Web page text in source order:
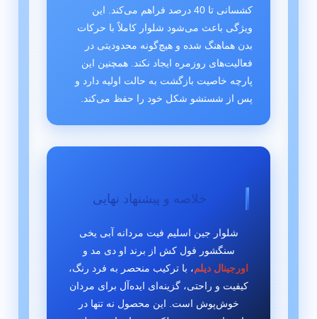
کشسانی تا 40 درصد فراهم می‌کند. این
ویژگی باعث می‌شود شلوار کاملاً با حرکات
بدن هماهنگ شده و هیچ‌گونه محدودیتی در
فعالیت‌های روزمره ایجاد نکند. همچنین این
پارچه خاصیت بازگشت به حالت اولیه دارد و
پس از شستشو شکل خود را حفظ می‌کند.
خلاصه و پیشنهاد نهایی
شلوار جین اسلیم فیت مردانه آبی یخی
سنگشور فول کش از برند او دی مد و
اورجینال دیلم، با ترکیب منحصر به فرد رنگ،
کیفیت و راحتی، گزینه‌ای ایده‌آل برای مردان
خوش‌پوش است. این محصول نه تنها در